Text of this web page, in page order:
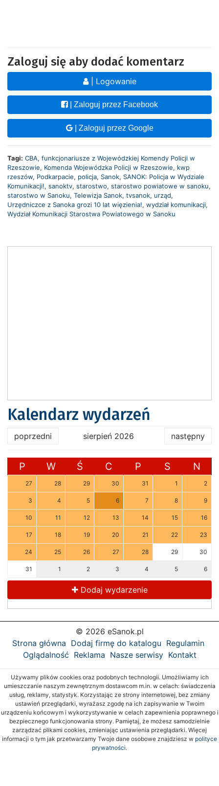
Zaloguj się aby dodać komentarz
| Logowanie
| Zaloguj przez Facebook
| Zaloguj przez Google
Tagi: CBA, funkcjonariusze z Wojewódzkiej Komendy Policji w
Rzeszowie, Komenda Wojewódzka Policji w Rzeszowie, kwp
rzeszów, Podkarpacie, policja, Sanok, SANOK: Policja w Wydziale
Komunikacji!, sanoktv, starostwo, starostwo powiatowe w sanoku,
starostwo w Sanoku, Telewizja Sanok, tvsanok, urząd,
Urzędniczce z Sanoka grozi 10 lat więzienia!, wydział komunikacji,
Wydział Komunikacji Starostwa Powiatowego w Sanoku
Kalendarz wydarzeń
poprzedni sierpień 2026 następny
P W Ś C P S N
27 28 29 30 31 1 2
3 4 5 6 7 8 9
10 11 12 13 14 15 16
17 18 19 20 21 22 23
24 25 26 27 28 29 30
31 1 2 3 4 5 6
Dodaj wydarzenie
© 2026 eSanok.pl
Strona główna Dodaj firmę do katalogu Regulamin
Oglądalność Reklama Nasze serwisy Kontakt
Używamy plików cookies oraz podobnych technologii. Umożliwiamy ich
umieszczanie naszym zewnętrznym dostawcom m.in. w celach: świadczenia
usług, reklamy, statystyk. Korzystając ze strony internetowej, bez zmiany
ustawień przeglądarki, wyrażasz zgodę na ich zapisywanie w Twoim
urządzeniu końcowym i wykorzystywanie w celach zapewnienia poprawnego i
bezpiecznego funkcjonowania strony. Pamiętaj, że możesz samodzielnie
zarządzać plikami cookies, zmieniając ustawienia przeglądarki. Więcej
informacji o tym jak przetwarzamy Twoje dane osobowe znajdziesz w polityce
prywatności.